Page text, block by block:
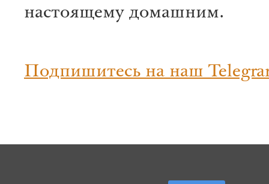
настоящему домашним.
Подпишитесь на наш